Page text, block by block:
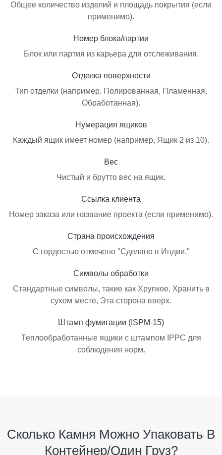
Общее количество изделий и площадь покрытия (если
применимо).
Номер блока/партии
Блок или партия из карьера для отслеживания.
Отделка поверхности
Тип отделки (например, Полированная, Пламенная,
Обработанная).
Нумерация ящиков
Каждый ящик имеет номер (например, Ящик 2 из 10).
Вес
Чистый и брутто вес на ящик.
Ссылка клиента
Номер заказа или название проекта (если применимо).
Страна происхождения
С гордостью отмечено "Сделано в Индии."
Символы обработки
Стандартные символы, такие как Хрупкое, Хранить в
сухом месте, Эта сторона вверх.
Штамп фумигации (ISPM-15)
Теплообработанные ящики с штампом IPPC для
соблюдения норм.
Сколько Камня Можно Упаковать В
Контейнер/один Груз?